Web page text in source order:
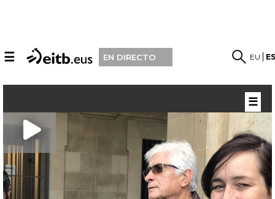
☰ EN DIRECTO EU
☰